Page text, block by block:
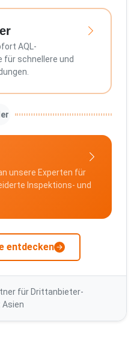
AQL-
für schnellere und
unsere Experten für
Inspektions- und
entdecken
für Drittanbieter-
Asien